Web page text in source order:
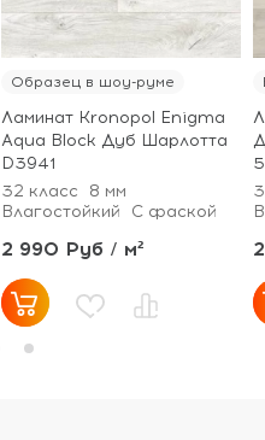
Образец в шоу-руме
Ламинат Kronopol Enigma
Aqua Block Дуб Шарлотта
D3941
32 класс
8 мм
Влагостойкий
С фаской
2 990 Руб / м²